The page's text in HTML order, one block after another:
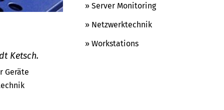
Ketsch.
Geräte
» Server Monitoring
» Netzwerktechnik
» Workstations